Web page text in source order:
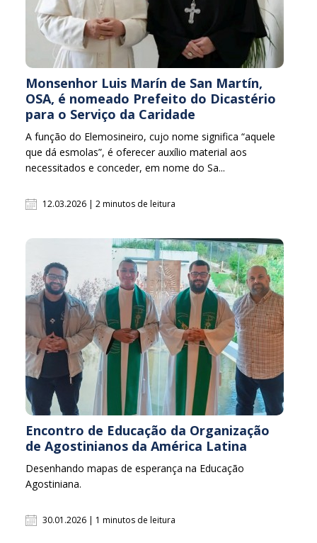
Monsenhor Luis Marín de San Martín,
OSA, é nomeado Prefeito do Dicastério
para o Serviço da Caridade
A função do Elemosineiro, cujo nome significa “aquele
que dá esmolas”, é oferecer auxílio material aos
necessitados e conceder, em nome do Sa...
12.03.2026 | 2 minutos de leitura
Encontro de Educação da Organização
de Agostinianos da América Latina
Desenhando mapas de esperança na Educação
Agostiniana.
30.01.2026 | 1 minutos de leitura